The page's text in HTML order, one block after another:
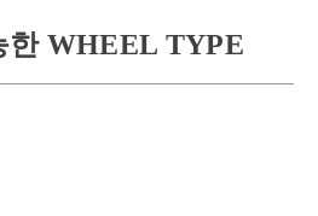
한 WHEEL TYPE